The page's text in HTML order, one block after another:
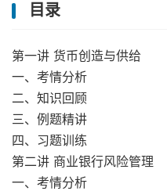
目录
第一讲 货币创造与供给
一、考情分析
二、知识回顾
三、例题精讲
四、习题训练
第二讲 商业银行风险管理
一、考情分析